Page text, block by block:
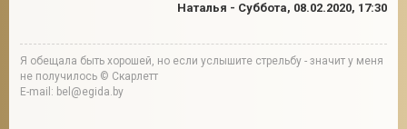
Наталья - Суббота, 08.02.2020, 17:30
Я обещала быть хорошей, но если услышите стрельбу - значит у меня
не получилось © Скарлетт
E-mail: bel@egida.by